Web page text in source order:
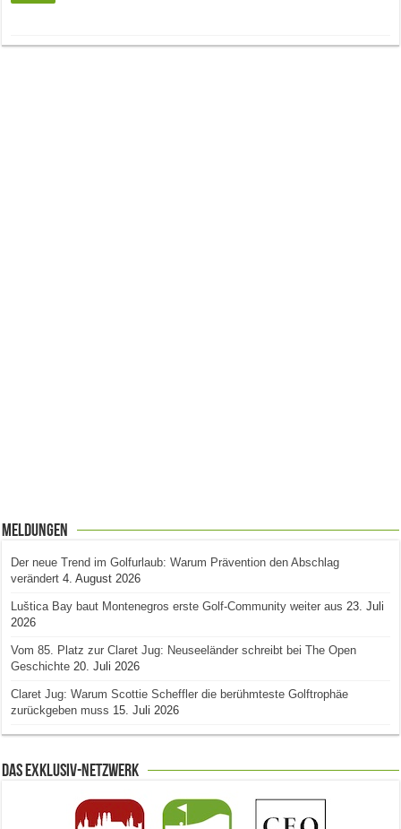
Meldungen
Der neue Trend im Golfurlaub: Warum Prävention den Abschlag
verändert 4. August 2026
Luštica Bay baut Montenegros erste Golf-Community weiter aus 23. Juli
2026
Vom 85. Platz zur Claret Jug: Neuseeländer schreibt bei The Open
Geschichte 20. Juli 2026
Claret Jug: Warum Scottie Scheffler die berühmteste Golftrophäe
zurückgeben muss 15. Juli 2026
Das Exklusiv-Netzwerk